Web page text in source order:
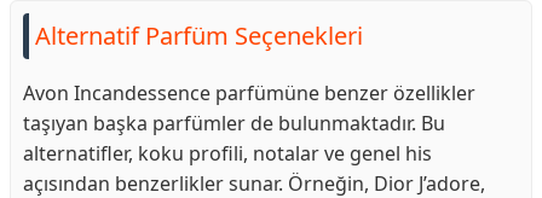
Alternatif Parfüm Seçenekleri
Avon Incandessence parfümüne benzer özellikler
taşıyan başka parfümler de bulunmaktadır. Bu
alternatifler, koku profili, notalar ve genel his
açısından benzerlikler sunar. Örneğin, Dior J’adore,